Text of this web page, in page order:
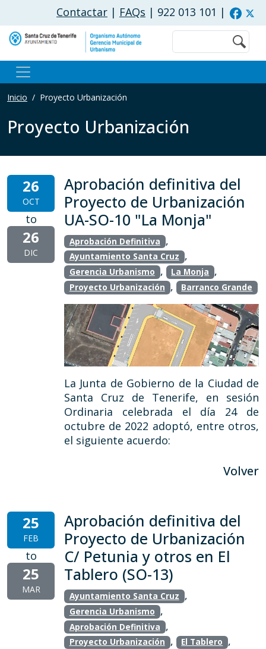
Pasar al contenido principal
Contactar | FAQs | 922 013 101 |
Buscar
Inicio Proyecto Urbanización
Proyecto Urbanización
26
OCT
to
26
DIC
Aprobación definitiva del
Proyecto de Urbanización
UA-SO-10 "La Monja"
Aprobación Definitiva ,
Ayuntamiento Santa Cruz ,
Gerencia Urbanismo , La Monja ,
Proyecto Urbanización , Barranco Grande
La Junta de Gobierno de la Ciudad de
Santa Cruz de Tenerife, en sesión
Ordinaria celebrada el día 24 de
octubre de 2022 adoptó, entre otros,
el siguiente acuerdo:
Volver
25
FEB
to
25
MAR
Aprobación definitiva del
Proyecto de Urbanización
C/ Petunia y otros en El
Tablero (SO-13)
Ayuntamiento Santa Cruz ,
Gerencia Urbanismo ,
Aprobación Definitiva ,
Proyecto Urbanización , El Tablero ,